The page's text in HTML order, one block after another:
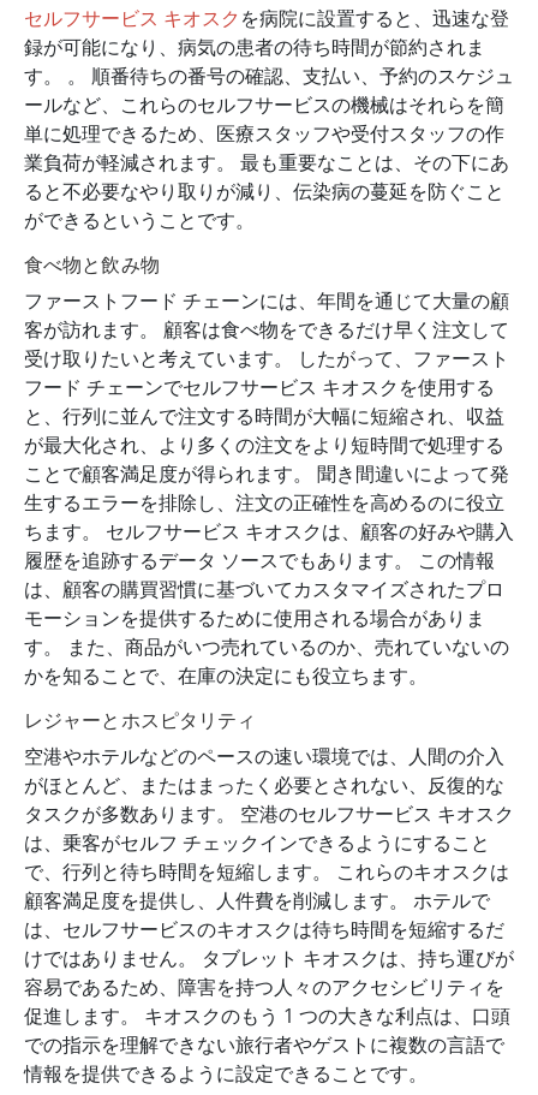
セルフサービス キオスク を病院に設置すると、迅速な登
録が可能になり、病気の患者の待ち時間が節約されま
す。 。 順番待ちの番号の確認、支払い、予約のスケジュ
ールなど、これらのセルフサービスの機械はそれらを簡
単に処理できるため、医療スタッフや受付スタッフの作
業負荷が軽減されます。 最も重要なことは、その下にあ
ると不必要なやり取りが減り、伝染病の蔓延を防ぐこと
ができるということです。
食べ物と飲み物
ファーストフード チェーンには、年間を通じて大量の顧
客が訪れます。 顧客は食べ物をできるだけ早く注文して
受け取りたいと考えています。 したがって、ファースト
フード チェーンでセルフサービス キオスクを使用する
と、行列に並んで注文する時間が大幅に短縮され、収益
が最大化され、より多くの注文をより短時間で処理する
ことで顧客満足度が得られます。 聞き間違いによって発
生するエラーを排除し、注文の正確性を高めるのに役立
ちます。 セルフサービス キオスクは、顧客の好みや購入
履歴を追跡するデータ ソースでもあります。 この情報
は、顧客の購買習慣に基づいてカスタマイズされたプロ
モーションを提供するために使用される場合がありま
す。 また、商品がいつ売れているのか、売れていないの
かを知ることで、在庫の決定にも役立ちます。
レジャーとホスピタリティ
空港やホテルなどのペースの速い環境では、人間の介入
がほとんど、またはまったく必要とされない、反復的な
タスクが多数あります。 空港のセルフサービス キオスク
は、乗客がセルフ チェックインできるようにすること
で、行列と待ち時間を短縮します。 これらのキオスクは
顧客満足度を提供し、人件費を削減します。 ホテルで
は、セルフサービスのキオスクは待ち時間を短縮するだ
けではありません。 タブレット キオスクは、持ち運びが
容易であるため、障害を持つ人々のアクセシビリティを
促進します。 キオスクのもう 1 つの大きな利点は、口頭
での指示を理解できない旅行者やゲストに複数の言語で
情報を提供できるように設定できることです。